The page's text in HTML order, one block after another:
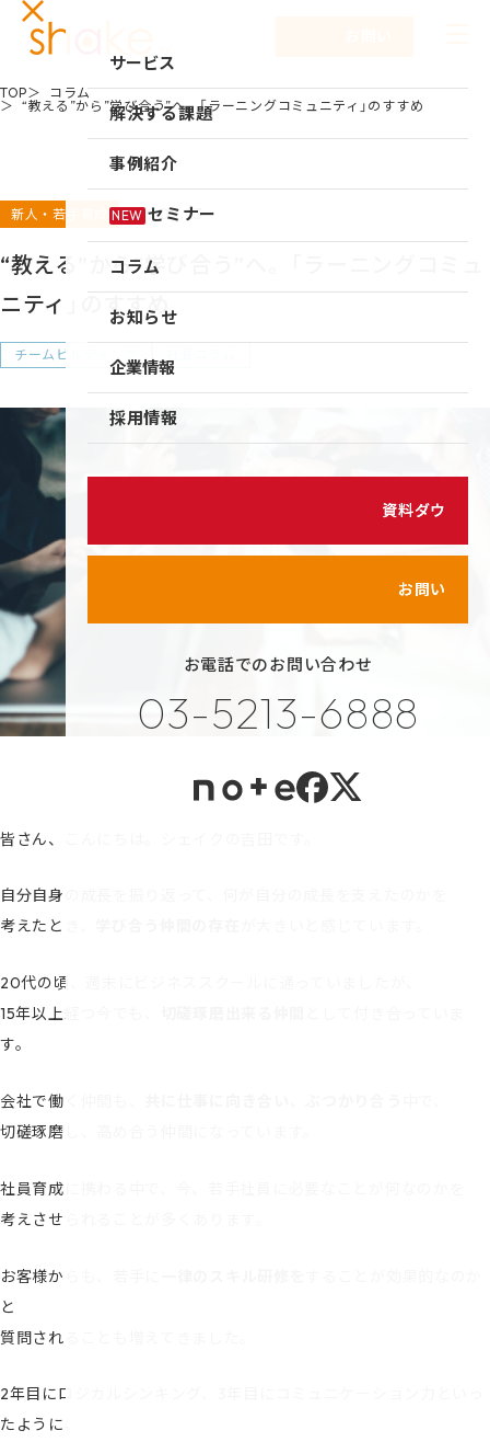
サービス
サービスTOP
キャリア自律
仕組み作り
新入社員研修
組織づくり
育成体系構築
解決する課題
事例紹介
NEW セミナー
コラム
お知らせ
企業情報
企業情報TOP
代表メッセージ
健康経営の取り組み
プライバシーポリシー
情報セキュリティポリシー
採用情報
お電話でのお問い合わせ
03-5213-6888
TOP
コラム
“教える”から”学び合う”へ。「ラーニングコミュニティ」のすすめ
新人・若手育成 2019.05.23
“教える”から”学び合う”へ。「ラーニングコミュ
ニティ」のすすめ
チームビルディング
皆さん、こんにちは。シェイクの吉田です。
自分自身の成長を振り返って、何が自分の成長を支えたのかを
考えたとき、
20代の頃、週末にビジネススクールに通っていましたが、
15年以上経つ今でも、
す。
会社で働く仲間も、
切磋琢磨し、高め合う仲間になっています。
社員育成に携わる中で、今、若手社員に必要なことが何なのかを
考えさせられることが多くあります。
お客様からも、若手に
と
質問されることも増えてきました。
2年目にロジカルシンキング、3年目にコミュニケーション力といっ
たように、